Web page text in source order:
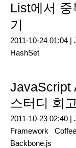
List에서
기
2011-10-24 01:04 |
HashSet
JavaScript
스터디 회고
2011-10-23 02:40 |
Framework
Backbone.js